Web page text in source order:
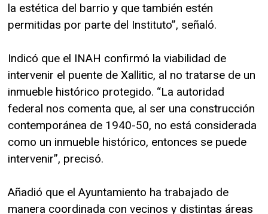
la estética del barrio y que también estén
permitidas por parte del Instituto”, señaló.
Indicó que el INAH confirmó la viabilidad de
intervenir el puente de Xallitic, al no tratarse de un
inmueble histórico protegido. “La autoridad
federal nos comenta que, al ser una construcción
contemporánea de 1940-50, no está considerada
como un inmueble histórico, entonces se puede
intervenir”, precisó.
Añadió que el Ayuntamiento ha trabajado de
manera coordinada con vecinos y distintas áreas